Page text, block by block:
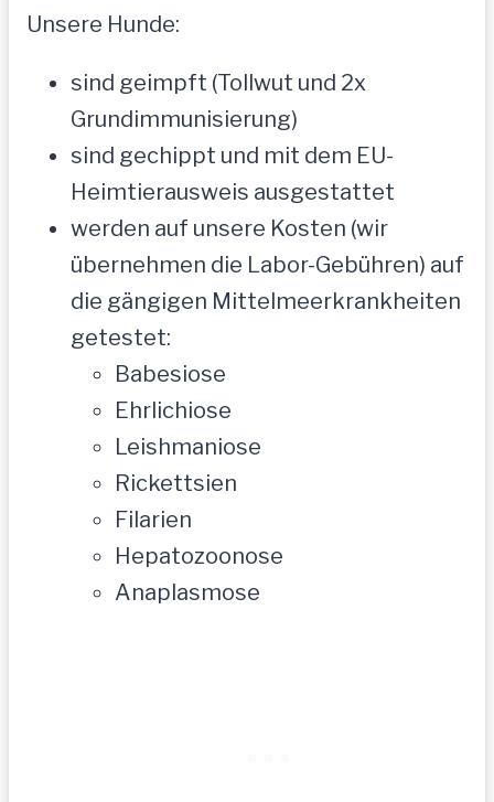
Unsere Hunde:
sind geimpft (Tollwut und 2x
Grundimmunisierung)
sind gechippt und mit dem EU-
Heimtierausweis ausgestattet
werden auf unsere Kosten (wir
übernehmen die Labor-Gebühren) auf
die gängigen Mittelmeerkrankheiten
getestet:
Babesiose
Ehrlichiose
Leishmaniose
Rickettsien
Filarien
Hepatozoonose
Anaplasmose